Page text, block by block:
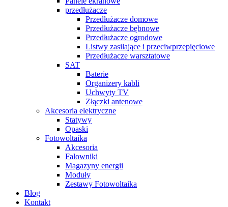
przedłużacze
Przedłużacze domowe
Przedłużacze bębnowe
Przedłużacze ogrodowe
Listwy zasilające i przeciwprzepięciowe
Przedłużacze warsztatowe
SAT
Baterie
Organizery kabli
Uchwyty TV
Złączki antenowe
Akcesoria elektryczne
Statywy
Opaski
Fotowoltaika
Akcesoria
Falowniki
Magazyny energii
Moduły
Zestawy Fotowoltaika
Blog
Kontakt